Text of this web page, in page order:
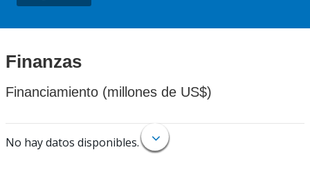
Finanzas
Financiamiento (millones de US$)
No hay datos disponibles.